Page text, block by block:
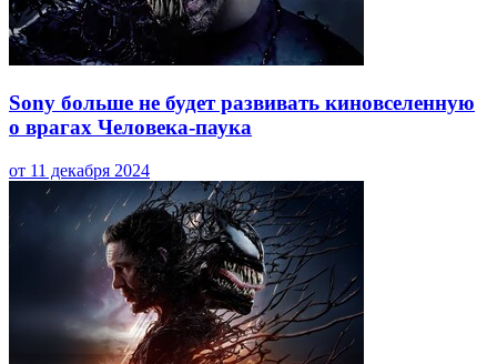
Sony больше не будет развивать киновселенную
о врагах Человека-паука
от 11 декабря 2024